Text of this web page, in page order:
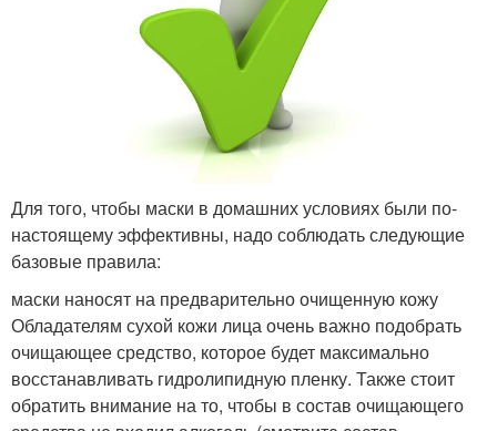
Для того, чтобы маски в домашних условиях были по-
настоящему эффективны, надо соблюдать следующие
базовые правила:
маски наносят на предварительно очищенную кожу
Обладателям сухой кожи лица очень важно подобрать
очищающее средство, которое будет максимально
восстанавливать гидролипидную пленку. Также стоит
обратить внимание на то, чтобы в состав очищающего